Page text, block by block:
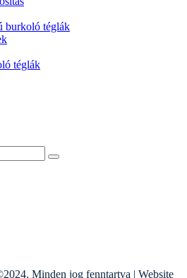
burkoló téglák
téglák
Minden jog fenntartva | Website